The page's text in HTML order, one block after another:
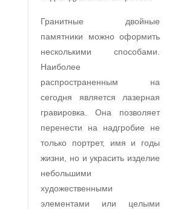
Гранитные двойные
памятники можно оформить
несколькими способами.
Наиболее
распространенным на
сегодня является лазерная
гравировка. Она позволяет
перенести на надгробие не
только портрет, имя и годы
жизни, но и украсить изделие
небольшими
художественными
элементами или целыми